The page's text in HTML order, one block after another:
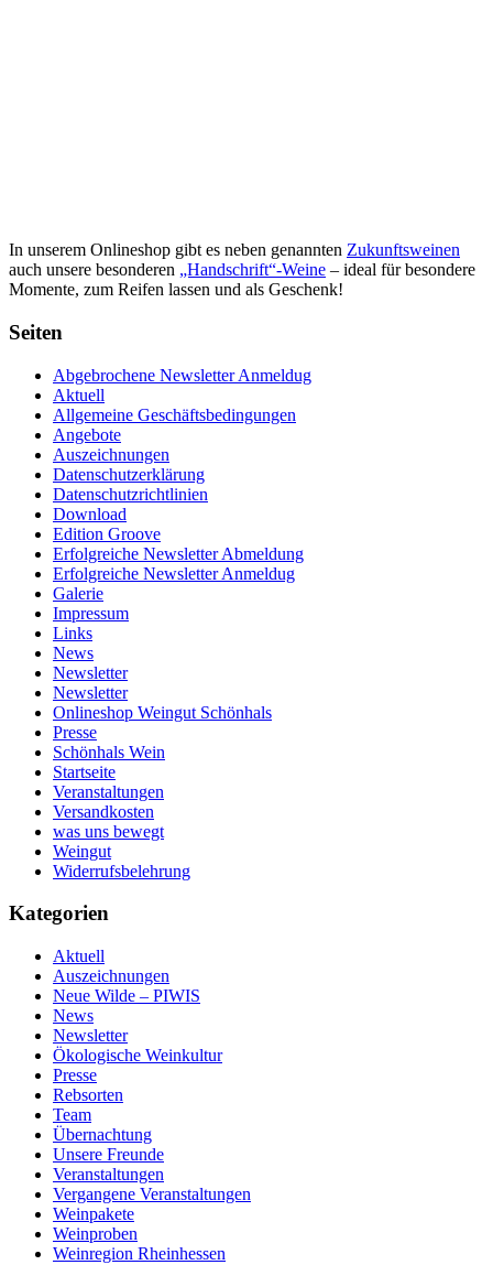
In unserem Onlineshop gibt es neben genannten Zukunftsweinen
auch unsere besonderen „Handschrift“-Weine – ideal für besondere
Momente, zum Reifen lassen und als Geschenk!
Seiten
Abgebrochene Newsletter Anmeldug
Aktuell
Allgemeine Geschäftsbedingungen
Angebote
Auszeichnungen
Datenschutzerklärung
Datenschutzrichtlinien
Download
Edition Groove
Erfolgreiche Newsletter Abmeldung
Erfolgreiche Newsletter Anmeldug
Galerie
Impressum
Links
News
Newsletter
Newsletter
Onlineshop Weingut Schönhals
Presse
Schönhals Wein
Startseite
Veranstaltungen
Versandkosten
was uns bewegt
Weingut
Widerrufsbelehrung
Kategorien
Aktuell
Auszeichnungen
Neue Wilde – PIWIS
News
Newsletter
Ökologische Weinkultur
Presse
Rebsorten
Team
Übernachtung
Unsere Freunde
Veranstaltungen
Vergangene Veranstaltungen
Weinpakete
Weinproben
Weinregion Rheinhessen